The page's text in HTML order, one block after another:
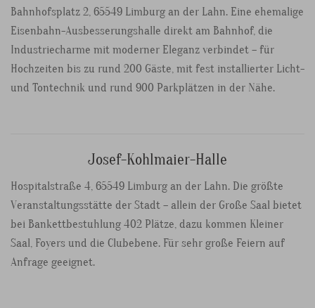
Bahnhofsplatz 2, 65549 Limburg an der Lahn. Eine ehemalige
Eisenbahn-Ausbesserungshalle direkt am Bahnhof, die
Industriecharme mit moderner Eleganz verbindet – für
Hochzeiten bis zu rund 200 Gäste, mit fest installierter Licht-
und Tontechnik und rund 900 Parkplätzen in der Nähe.
Josef-Kohlmaier-Halle
Hospitalstraße 4, 65549 Limburg an der Lahn. Die größte
Veranstaltungsstätte der Stadt – allein der Große Saal bietet
bei Bankettbestuhlung 402 Plätze, dazu kommen Kleiner
Saal, Foyers und die Clubebene. Für sehr große Feiern auf
Anfrage geeignet.